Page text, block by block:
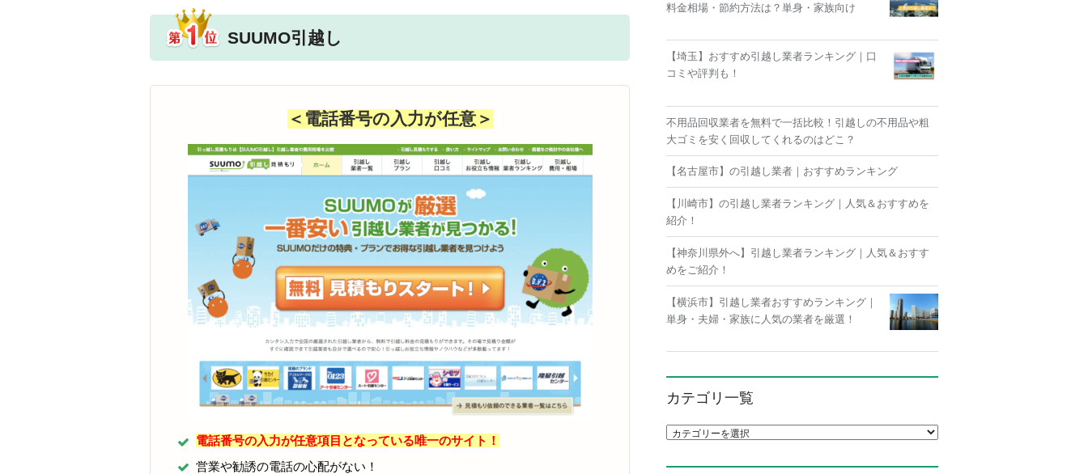
SUUMO引越し
＜電話番号の入力が任意＞
電話番号の入力が任意項目となっている唯一のサイト！
営業や勧誘の電話の心配がない！
料金相場・節約方法は？単身・家族向け
【埼玉】おすすめ引越し業者ランキング｜口
コミや評判も！
不用品回収業者を無料で一括比較！引越しの不用品や粗
大ゴミを安く回収してくれるのはどこ？
【名古屋市】の引越し業者｜おすすめランキング
【川崎市】の引越し業者ランキング｜人気＆おすすめを
紹介！
【神奈川県外へ】引越し業者ランキング｜人気＆おすす
めをご紹介！
【横浜市】引越し業者おすすめランキング｜
単身・夫婦・家族に人気の業者を厳選！
カテゴリ一覧
カテゴリ一覧